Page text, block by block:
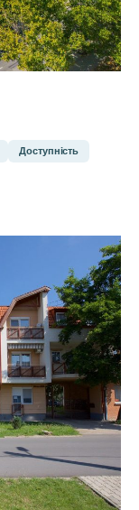
Доступність